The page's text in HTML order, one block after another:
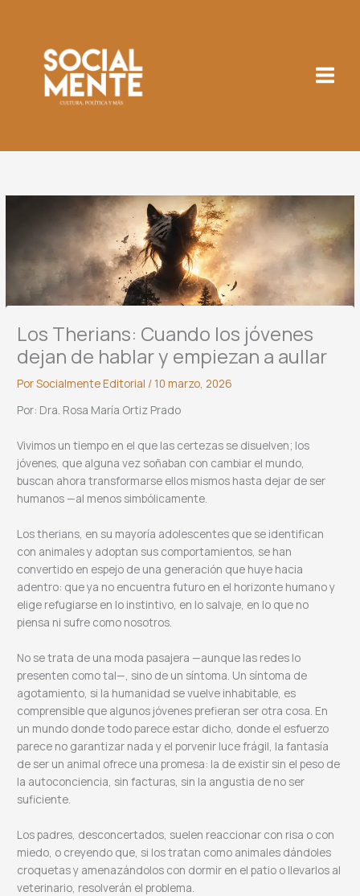
Los Therians: Cuando los jóvenes
dejan de hablar y empiezan a aullar
PorSocialmente Editorial / 10 marzo, 2026
Por: Dra. Rosa María Ortiz Prado
Vivimos un tiempo en el que las certezas se disuelven; los
jóvenes, que alguna vez soñaban con cambiar el mundo,
buscan ahora transformarse ellos mismos hasta dejar de ser
humanos —al menos simbólicamente.
Los therians, en su mayoría adolescentes que se identifican
con animales y adoptan sus comportamientos, se han
convertido en espejo de una generación que huye hacia
adentro: que ya no encuentra futuro en el horizonte humano y
elige refugiarse en lo instintivo, en lo salvaje, en lo que no
piensa ni sufre como nosotros.
No se trata de una moda pasajera —aunque las redes lo
presenten como tal—, sino de un síntoma. Un síntoma de
agotamiento, si la humanidad se vuelve inhabitable, es
comprensible que algunos jóvenes prefieran ser otra cosa. En
un mundo donde todo parece estar dicho, donde el esfuerzo
parece no garantizar nada y el porvenir luce frágil, la fantasía
de ser un animal ofrece una promesa: la de existir sin el peso de
la autoconciencia, sin facturas, sin la angustia de no ser
suficiente.
Los padres, desconcertados, suelen reaccionar con risa o con
miedo, o creyendo que, si los tratan como animales dándoles
croquetas y amenazándolos con dormir en el patio o llevarlos al
veterinario, resolverán el problema.